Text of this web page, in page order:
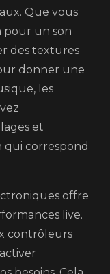
Que vous
pour un son
des textures
donner une
les
et
qui correspond
offre
live.
contrôleurs